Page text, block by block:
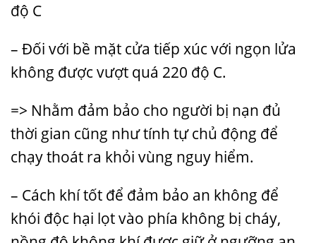
độ C
– Đối với bề mặt cửa tiếp xúc với ngọn lửa
không được vượt quá 220 độ C.
=> Nhằm đảm bảo cho người bị nạn đủ
thời gian cũng như tính tự chủ động để
chạy thoát ra khỏi vùng nguy hiểm.
– Cách khí tốt để đảm bảo an không để
khói độc hại lọt vào phía không bị cháy,